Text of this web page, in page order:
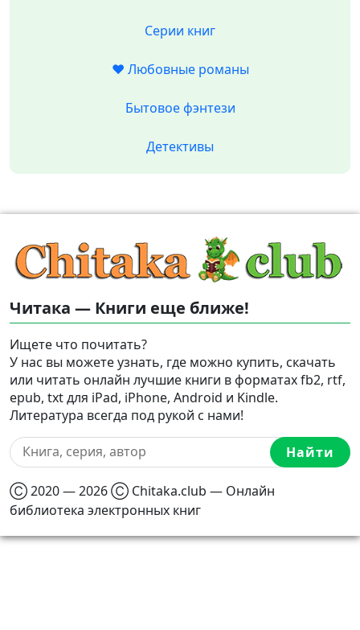
Серии книг
❤️ Любовные романы
Бытовое фэнтези
Детективы
Читака — Книги еще ближе!
Ищете что почитать?
У нас вы можете узнать, где можно купить, скачать
или читать онлайн лучшие книги в форматах fb2, rtf,
epub, txt для iPad, iPhone, Android и Kindle.
Литература всегда под рукой с нами!
Найти
Ⓒ 2020 — 2026 Ⓒ Chitaka.club — Онлайн
библиотека электронных книг